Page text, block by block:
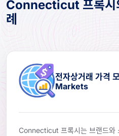
Connecticut 프록시
례
전자상거래 가격
Markets
Connecticut 프록시는 브랜드와